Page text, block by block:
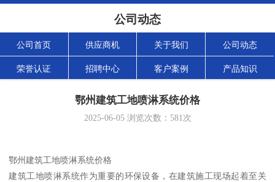
公司动态
公司首页 供应商机 关于我们 公司动态
荣誉认证 招聘中心 客户案例 产品知识
鄂州建筑工地喷淋系统价格
2025-06-05浏览次数： 581次
鄂州建筑工地喷淋系统价格
建筑工地喷淋系统作为重要的环保设备，在建筑施工现场起着至关